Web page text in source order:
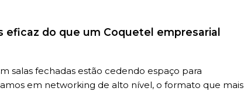
eficaz do que um Coquetel empresarial
salas fechadas estão cedendo espaço para
em networking de alto nível, o formato que mais